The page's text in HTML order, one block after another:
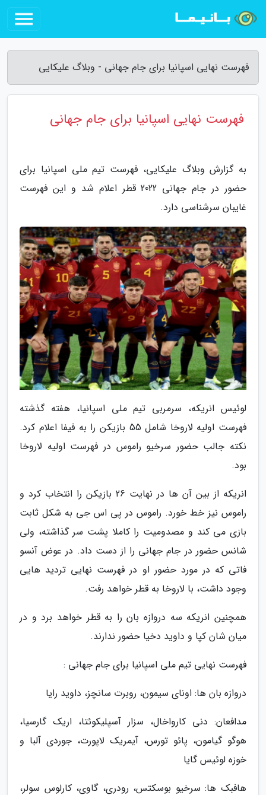
فهرست نهایی اسپانیا برای جام جهانی - وبلاگ علیکایی
فهرست نهایی اسپانیا برای جام جهانی
به گزارش وبلاگ علیکایی، فهرست تیم ملی اسپانیا برای
حضور در جام جهانی 2022 قطر اعلام شد و این فهرست
غایبان سرشناسی دارد.
لوئیس انریکه، سرمربی تیم ملی اسپانیا، هفته گذشته
فهرست اولیه لاروخا شامل 55 بازیکن را به فیفا اعلام کرد.
نکته جالب حضور سرخیو راموس در فهرست اولیه لاروخا
بود.
انریکه از بین آن ها در نهایت 26 بازیکن را انتخاب کرد و
راموس نیز خط خورد. راموس در پی اس جی به شکل ثابت
بازی می کند و مصدومیت را کاملا پشت سر گذاشته، ولی
شانس حضور در جام جهانی را از دست داد. در عوض آنسو
فاتی که در مورد حضور او در فهرست نهایی تردید هایی
وجود داشت، با لاروخا به قطر خواهد رفت.
همچنین انریکه سه دروازه بان را به قطر خواهد برد و در
میان شان کپا و داوید دخیا حضور ندارند.
فهرست نهایی تیم ملی اسپانیا برای جام جهانی :
دروازه بان ها: اونای سیمون، روبرت سانچز، داوید رایا
مدافعان: دنی کارواخال، سزار آسپلیکوئتا، اریک گارسیا،
هوگو گیامون، پائو تورس، آیمریک لاپورت، جوردی آلبا و
خوزه لوئیس گایا
هافبک ها: سرخیو بوسکتس، رودری، گاوی، کارلوس سولر،